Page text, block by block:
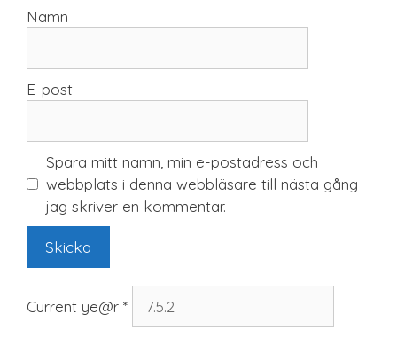
Namn
E-post
Spara mitt namn, min e-postadress och
webbplats i denna webbläsare till nästa gång
jag skriver en kommentar.
Current ye@r *